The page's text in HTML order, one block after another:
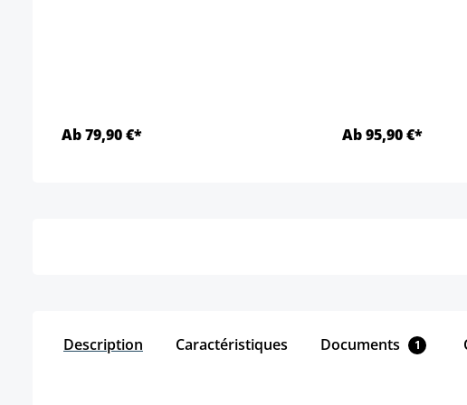
Ab 79,90 €* Ab 95,90 €*
Description Caractéristiques Documents 1